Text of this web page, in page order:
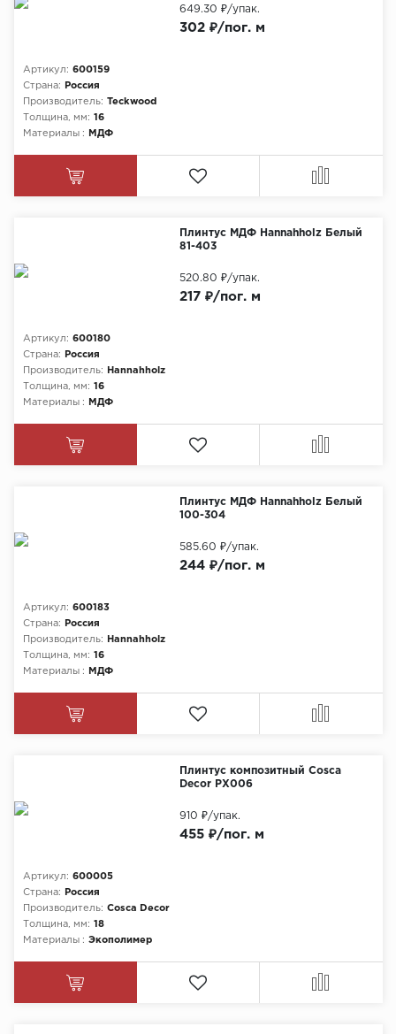
Артикул: 600159
Страна:
Россия
Производитель: Teckwood
Толщина, мм: 16
Материалы :
МДФ
302 ₽/пог. м
649.30 ₽/упак.
Плинтус МДФ Hannahholz Белый
81-403
Артикул: 600180
Страна:
Россия
Производитель:
Hannahholz
Толщина, мм: 16
Материалы :
МДФ
217 ₽/пог. м
520.80 ₽/упак.
Плинтус МДФ Hannahholz Белый
100-304
Артикул: 600183
Страна:
Россия
Производитель:
Hannahholz
Толщина, мм: 16
Материалы :
МДФ
244 ₽/пог. м
585.60 ₽/упак.
Плинтус композитный Cosca
Decor PX006
Артикул: 600005
Страна:
Россия
Производитель: Cosca Decor
Толщина, мм: 18
Материалы : Экополимер
455 ₽/пог. м
910 ₽/упак.